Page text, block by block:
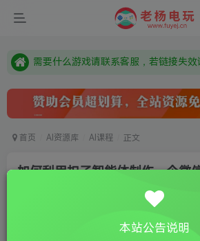
首页 AI资源库 AI课程 正文
如何利用扣子智能体制作一个微
本站公告说明